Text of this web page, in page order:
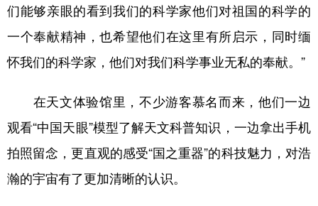
们能够亲眼的看到我们的科学家他们对祖国的科学的
一个奉献精神，也希望他们在这里有所启示，同时缅
怀我们的科学家，他们对我们科学事业无私的奉献。”
在天文体验馆里，不少游客慕名而来，他们一边
观看“中国天眼”模型了解天文科普知识，一边拿出手机
拍照留念，更直观的感受“国之重器”的科技魅力，对浩
瀚的宇宙有了更加清晰的认识。